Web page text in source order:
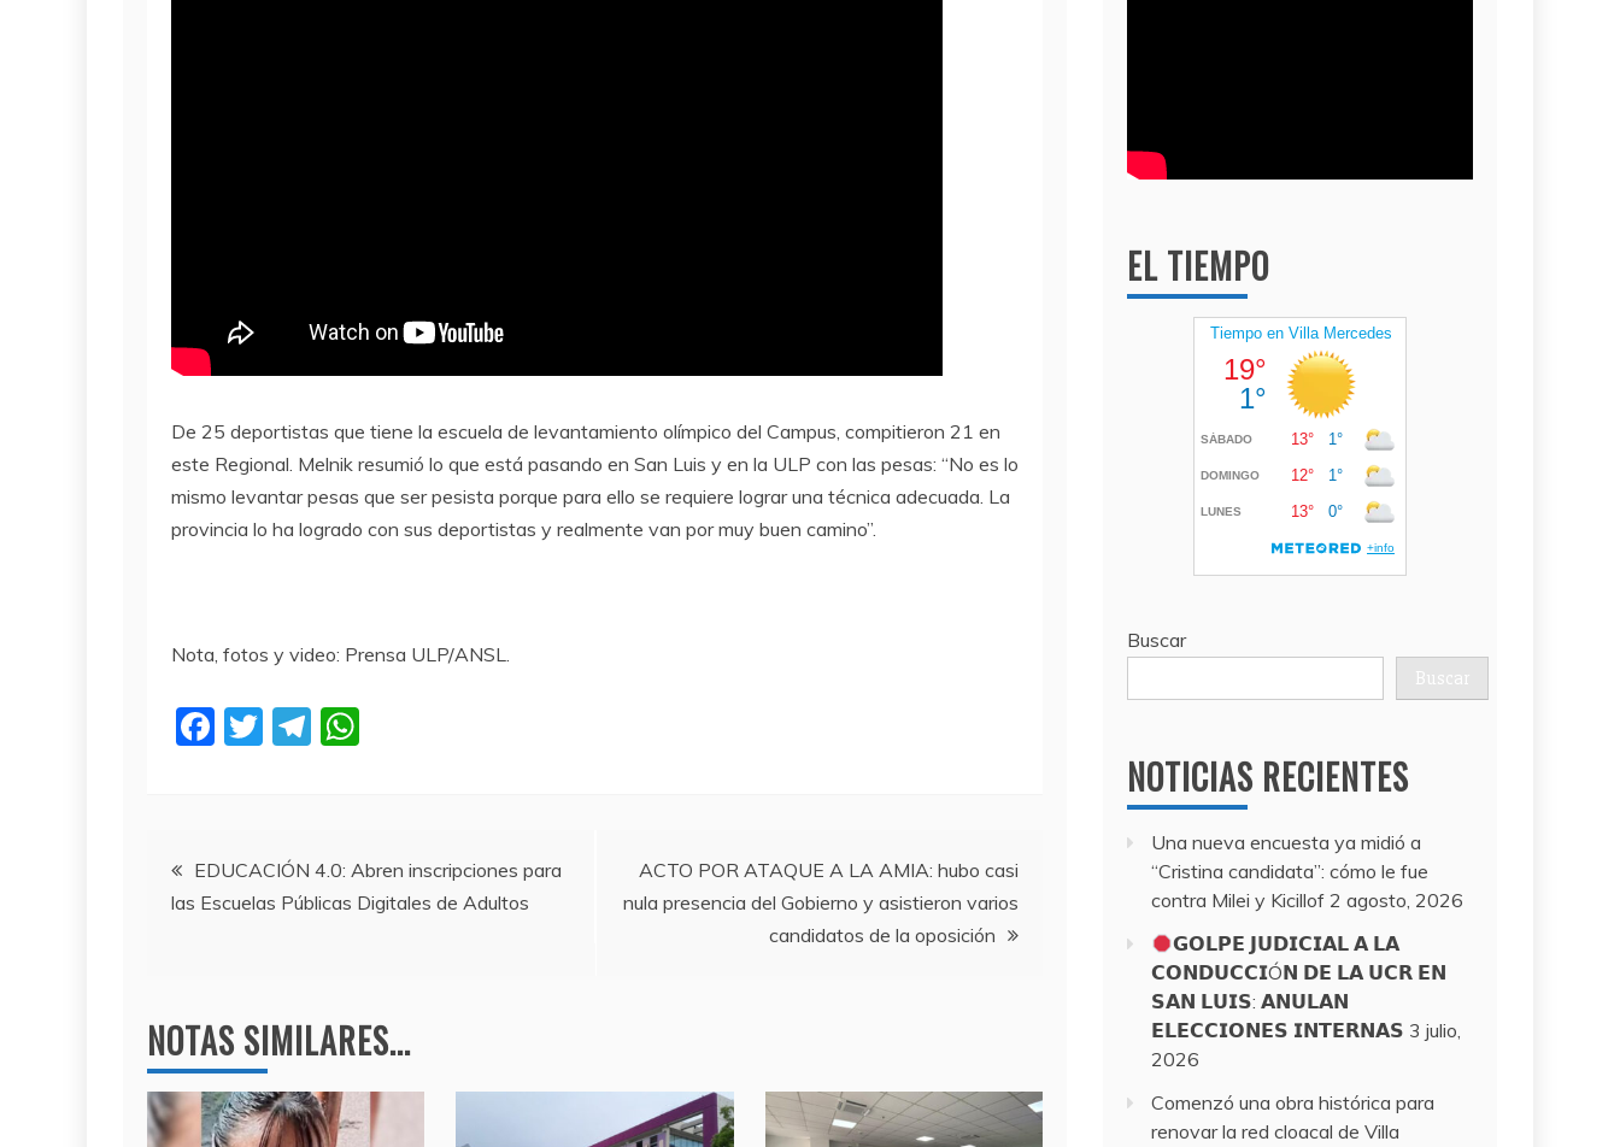
De 25 deportistas que tiene la escuela de levantamiento olímpico del Campus, compitieron 21 en
este Regional. Melnik resumió lo que está pasando en San Luis y en la ULP con las pesas: “No es lo
mismo levantar pesas que ser pesista porque para ello se requiere lograr una técnica adecuada. La
provincia lo ha logrado con sus deportistas y realmente van por muy buen camino”.
Nota, fotos y video: Prensa ULP/ANSL.
F
b
o
T
T
a
m
A
p
Navegación
de
EDUCACIÓN 4.0: Abren inscripciones para
las Escuelas Públicas Digitales de Adultos
ACTO POR ATAQUE A LA AMIA: hubo casi
nula presencia del Gobierno y asistieron varios
candidatos de la oposición
NOTAS SIMILARES...
EL TIEMPO
Buscar
Buscar
NOTICIAS RECIENTES
Una nueva encuesta ya midió a
“Cristina candidata”: cómo le fue
contra Milei y Kicillof 2 agosto, 2026
𝗚𝗢𝗟𝗣𝗘 𝗝𝗨𝗗𝗜𝗖𝗜𝗔𝗟 𝗔 𝗟𝗔
𝗖𝗢𝗡𝗗𝗨𝗖𝗖𝗜Ó𝗡 𝗗𝗘 𝗟𝗔 𝗨𝗖𝗥 𝗘𝗡
𝗦𝗔𝗡 𝗟𝗨𝗜𝗦: 𝗔𝗡𝗨𝗟𝗔𝗡
𝗘𝗟𝗘𝗖𝗖𝗜𝗢𝗡𝗘𝗦 𝗜𝗡𝗧𝗘𝗥𝗡𝗔𝗦 3 julio,
2026
Comenzó una obra histórica para
renovar la red cloacal de Villa